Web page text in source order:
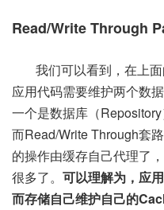
Read/Write Through
我们可以看到，在上
应用代码需要维护两个数
一个是数据库（Repository
而Read/Write Through套
的操作由缓存自己代理了
很多了。 可以理解为，应
而存储自己维护自己的